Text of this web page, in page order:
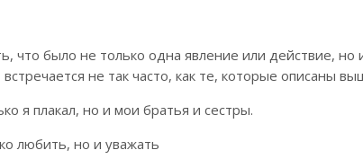
что было не только одна явление или действие, но
не так часто, как те, которые описаны
я плакал, но и мои братья и сестры.
любить, но и уважать